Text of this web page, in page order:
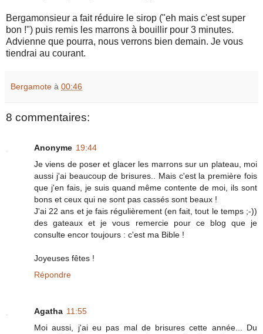
Bergamonsieur a fait réduire le sirop ("eh mais c'est super
bon !") puis remis les marrons à bouillir pour 3 minutes.
Advienne que pourra, nous verrons bien demain. Je vous
tiendrai au courant.
Bergamote à 00:46
8 commentaires:
Anonyme 19:44
Je viens de poser et glacer les marrons sur un plateau, moi
aussi j'ai beaucoup de brisures.. Mais c'est la première fois
que j'en fais, je suis quand même contente de moi, ils sont
bons et ceux qui ne sont pas cassés sont beaux !
J'ai 22 ans et je fais régulièrement (en fait, tout le temps ;-))
des gateaux et je vous remercie pour ce blog que je
consulte encor toujours : c'est ma Bible !
Joyeuses fêtes !
Répondre
Agatha 11:55
Moi aussi, j'ai eu pas mal de brisures cette année... Du